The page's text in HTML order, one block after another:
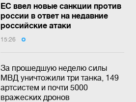
ЕС ввел новые санкции против
россии в ответ на недавние
российские атаки
15:26
За прошедшую неделю силы
МВД уничтожили три танка, 149
артсистем и почти 5000
вражеских дронов